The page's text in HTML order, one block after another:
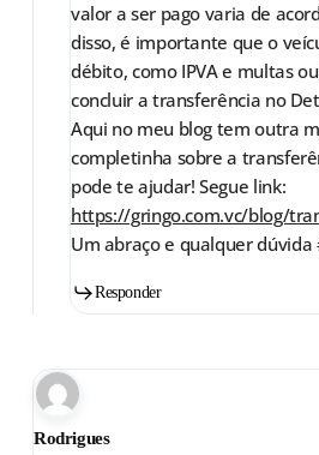
valor a ser pago varia de
disso, é importante que o
débito, como IPVA e multas
concluir a transferência no
Aqui no meu blog tem outra
completinha sobre a
pode te ajudar! Segue link:
https://gringo.com.vc/blog/
Um abraço e qualquer dúvida
Responder
Rodrigues